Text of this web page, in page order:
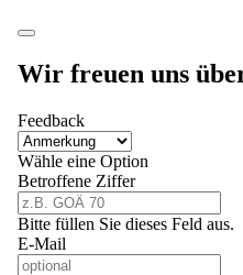
Wir freuen uns
Feedback
Wähle eine Option
Betroffene Ziffer
Bitte füllen Sie dieses Feld aus.
E-Mail